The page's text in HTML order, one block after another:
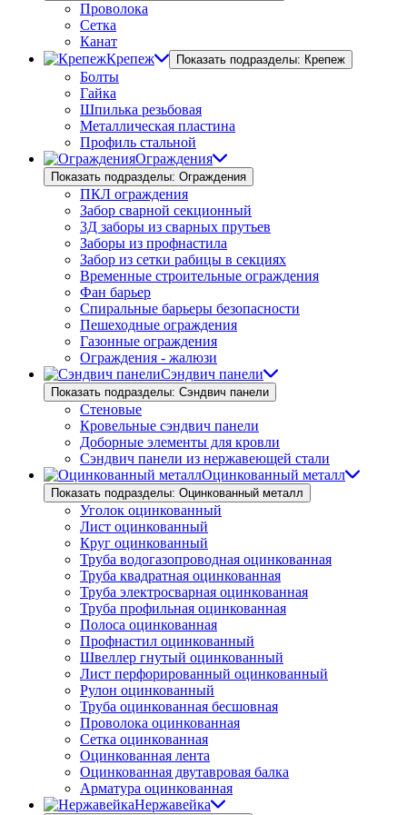
Проволока
Сетка
Канат
Крепеж
Показать подразделы: Крепеж
Болты
Гайка
Шпилька резьбовая
Металлическая пластина
Профиль стальной
Ограждения
Показать подразделы: Ограждения
ПКЛ ограждения
Забор сварной секционный
3Д заборы из сварных прутьев
Заборы из профнастила
Забор из сетки рабицы в секциях
Временные строительные ограждения
Фан барьер
Спиральные барьеры безопасности
Пешеходные ограждения
Газонные ограждения
Ограждения - жалюзи
Сэндвич панели
Показать подразделы: Сэндвич панели
Стеновые
Кровельные сэндвич панели
Доборные элементы для кровли
Сэндвич панели из нержавеющей стали
Оцинкованный металл
Показать подразделы: Оцинкованный металл
Уголок оцинкованный
Лист оцинкованный
Круг оцинкованный
Труба водогазопроводная оцинкованная
Труба квадратная оцинкованная
Труба электросварная оцинкованная
Труба профильная оцинкованная
Полоса оцинкованная
Профнастил оцинкованный
Швеллер гнутый оцинкованный
Лист перфорированный оцинкованный
Рулон оцинкованный
Труба оцинкованная бесшовная
Проволока оцинкованная
Сетка оцинкованная
Оцинкованная лента
Оцинкованная двутавровая балка
Арматура оцинкованная
Нержавейка